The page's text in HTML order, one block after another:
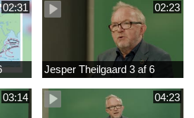
02:31 02:23
Jesper Theilgaard 3 af 6
03:14 04:23